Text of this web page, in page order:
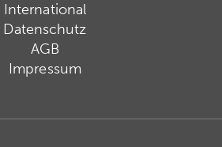
International
Datenschutz
AGB
Impressum